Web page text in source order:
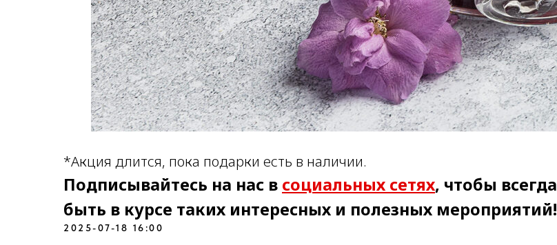
*Акция длится, пока подарки есть в наличии.
Подписывайтесь на нас в социальных сетях, чтобы всегда
быть в курсе таких интересных и полезных мероприятий!
2025-07-18 16:00
125315, г. Москва, вн. тер. г. муниципальный округ Аэропорт,
Ленинградский проспект, д. 72, корпус 1.
MISSHA@GRADIENT.RU